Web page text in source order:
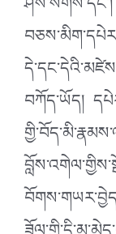
བཀོད་ཡོད།